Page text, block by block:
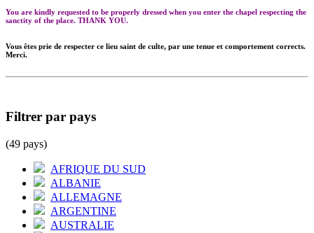
You are kindly requested to be properly dressed when you enter the chapel respecting the
sanctity of the place. THANK YOU.
Vous êtes prie de respecter ce lieu saint de culte, par une tenue et comportement corrects.
Merci.
Filtrer par pays
(49 pays)
AFRIQUE DU SUD
ALBANIE
ALLEMAGNE
ARGENTINE
AUSTRALIE